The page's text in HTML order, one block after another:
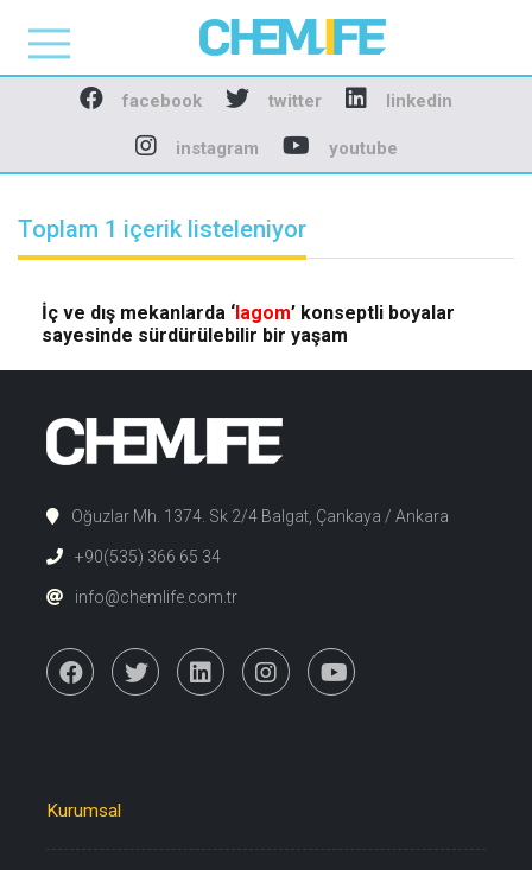
Chemlife - Basılı ve
facebook twitter linkedin
instagram youtube
Toplam 1 içerik listeleniyor
İç ve dış mekanlarda ‘ lagom’ konseptli boyalar
sayesinde sürdürülebilir bir yaşam
Oğuzlar Mh. 1374. Sk 2/4 Balgat, Çankaya / Ankara
+90(535) 366 65 34
info@chemlife.com.tr
Kurumsal